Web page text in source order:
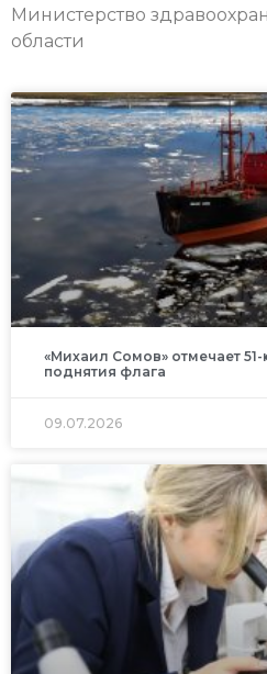
Министерство
области
«Михаил Сомов» отмечает
поднятия флага
09.07.2026